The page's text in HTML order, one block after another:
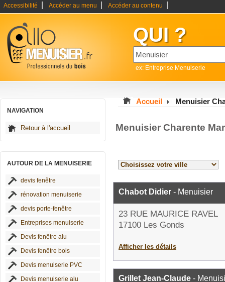
Accessibilité Accéder au menu Accéder au contenu
QUI ?
ex: Entreprise Menuiserie
NAVIGATION
Retour à l'accueil
AUTOUR DE LA MENUISERIE
devis fenêtre
rénovation menuiserie
devis porte-fenêtre
Entreprises menuiserie
Devis fenêtre alu
Devis fenêtre bois
Devis menuiserie PVC
Devis menuiserie alu
Accueil Menuisier
Menuisier Charente
Chabot Didier - Menuisier
23 RUE MAURICE RAVEL
17100 Les Gonds
Afficher les détails
Grillet Jean-Claude -